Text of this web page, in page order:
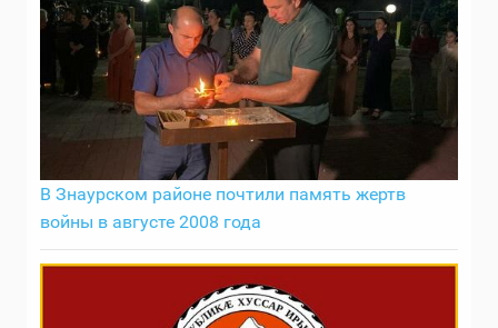
В Знаурском районе почтили память жертв
войны в августе 2008 года